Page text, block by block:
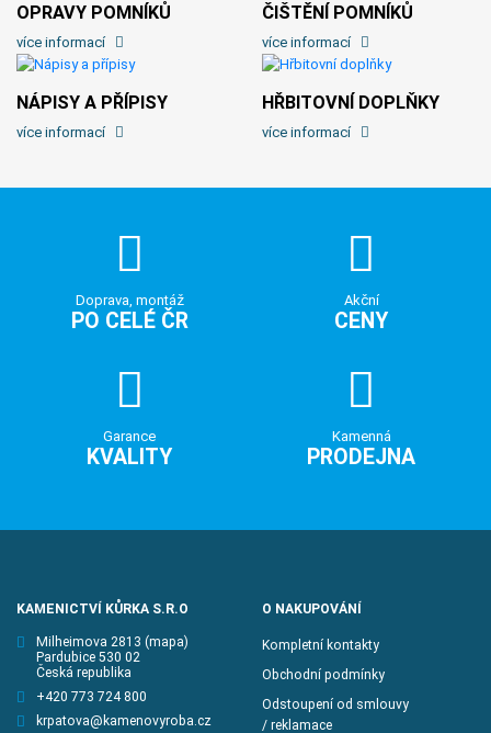
OPRAVY POMNÍKŮ
více informací
ČIŠTĚNÍ POMNÍKŮ
více informací
NÁPISY A PŘÍPISY
více informací
HŘBITOVNÍ DOPLŇKY
více informací
Doprava, montáž
PO CELÉ ČR
Akční
CENY
Garance
KVALITY
Kamenná
PRODEJNA
KAMENICTVÍ KŮRKA S.R.O
Milheimova 2813 (mapa)
Pardubice 530 02
Česká republika
+420 773 724 800
krpatova@kamenovyroba.cz
O NAKUPOVÁNÍ
Kompletní kontakty
Obchodní podmínky
Odstoupení od smlouvy
/ reklamace